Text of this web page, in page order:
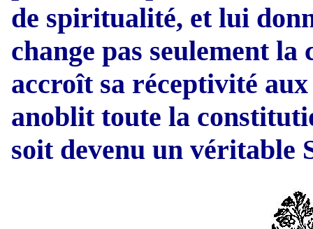
de spiritualité, et lui
change pas seulement
accroît sa réceptivité
anoblit toute la
soit devenu un véritable